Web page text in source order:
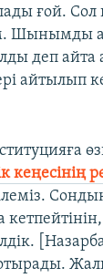
ғой. Сол
Шынымды
деп
айтылып
кеңесінің